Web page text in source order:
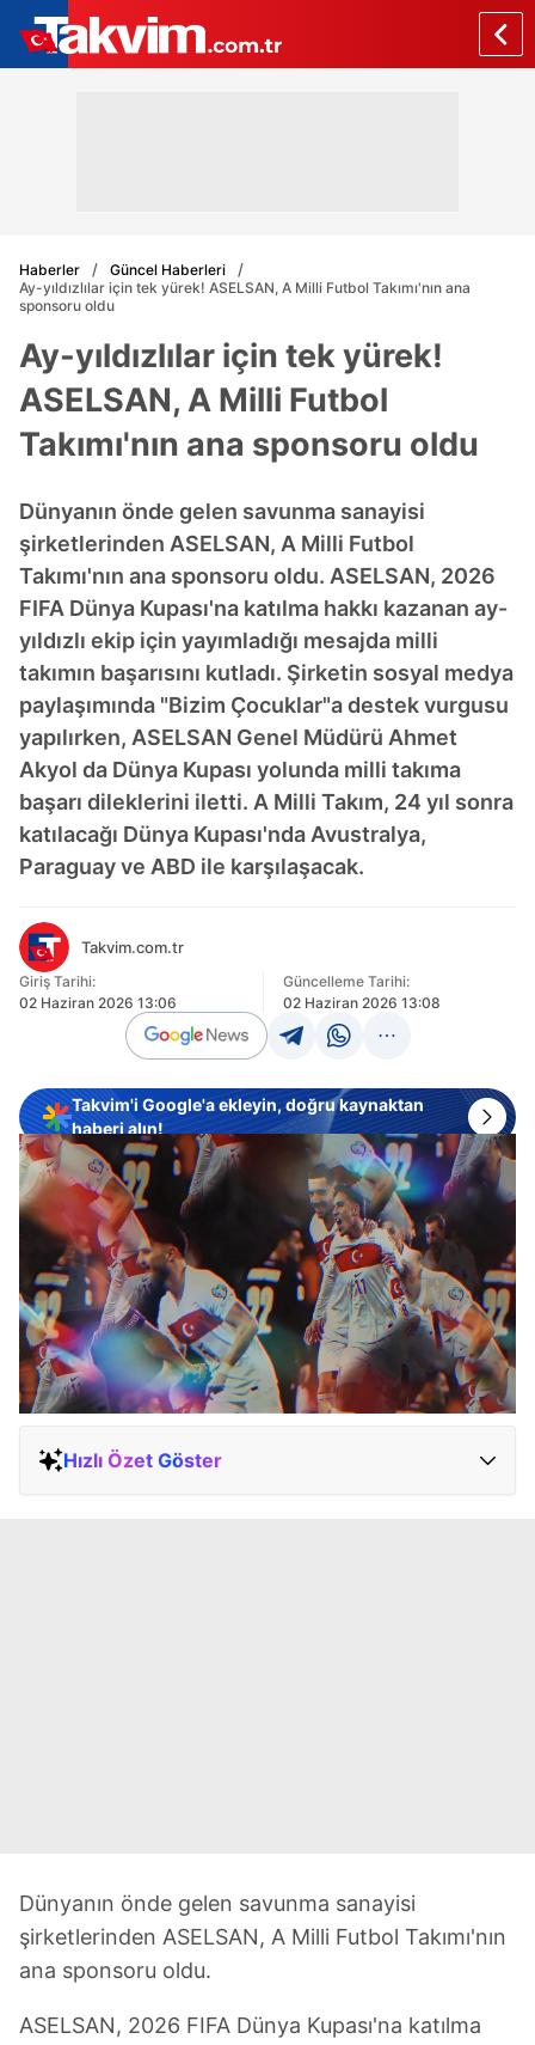
Haberler
Güncel Haberleri
Ay-yıldızlılar için tek yürek! ASELSAN, A Milli Futbol Takımı'nın ana
sponsoru oldu
Ay-yıldızlılar için tek yürek!
ASELSAN, A Milli Futbol
Takımı'nın ana sponsoru oldu
Dünyanın önde gelen savunma sanayisi
şirketlerinden ASELSAN, A Milli Futbol
Takımı'nın ana sponsoru oldu. ASELSAN, 2026
FIFA Dünya Kupası'na katılma hakkı kazanan ay-
yıldızlı ekip için yayımladığı mesajda milli
takımın başarısını kutladı. Şirketin sosyal medya
paylaşımında "Bizim Çocuklar"a destek vurgusu
yapılırken, ASELSAN Genel Müdürü Ahmet
Akyol da Dünya Kupası yolunda milli takıma
başarı dileklerini iletti. A Milli Takım, 24 yıl sonra
katılacağı Dünya Kupası'nda Avustralya,
Paraguay ve ABD ile karşılaşacak.
Takvim.com.tr
Giriş Tarihi:
02 Haziran 2026 13:06
Güncelleme Tarihi:
02 Haziran 2026 13:08
Takvim'i Google'a ekleyin, doğru kaynaktan
haberi alın!
Hızlı Özet Göster
Dünyanın önde gelen savunma sanayisi
şirketlerinden ASELSAN, A Milli Futbol Takımı'nın
ana sponsoru oldu.
ASELSAN, 2026 FIFA Dünya Kupası'na katılma